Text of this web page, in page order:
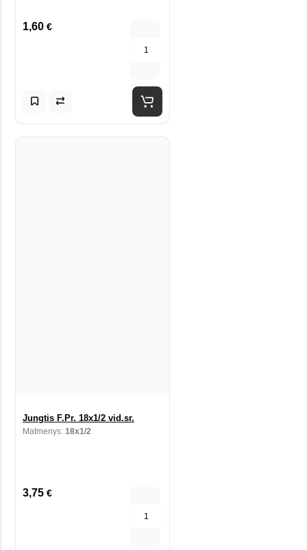
1,60 €
Jungtis F.Pr. 18x1/2 vid.sr.
Matmenys: 18x1/2
3,75 €